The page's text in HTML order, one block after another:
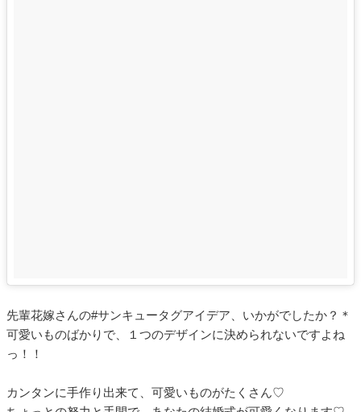
先輩花嫁さんの#サンキュータグアイデア、いかがでしたか？＊
可愛いものばかりで、１つのデザインに決められないですよね
っ！！
カンタンに手作り出来て、可愛いものがたくさん♡